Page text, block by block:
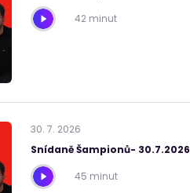
42 minut
30. 7. 2026
Snídaně Šampionů- 30.7.2026
45 minut